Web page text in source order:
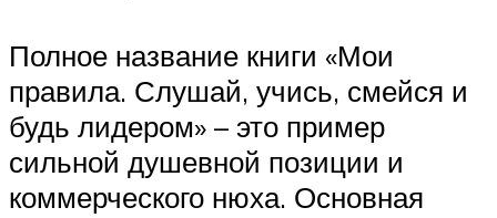
Полное название книги «Мои
правила. Слушай, учись, смейся и
будь лидером» – это пример
сильной душевной позиции и
коммерческого нюха. Основная